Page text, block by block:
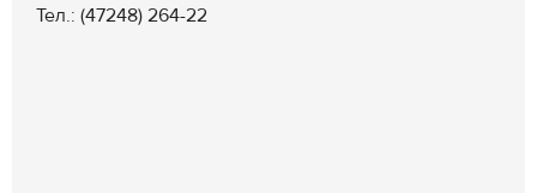
Тел.: (47248) 264-22